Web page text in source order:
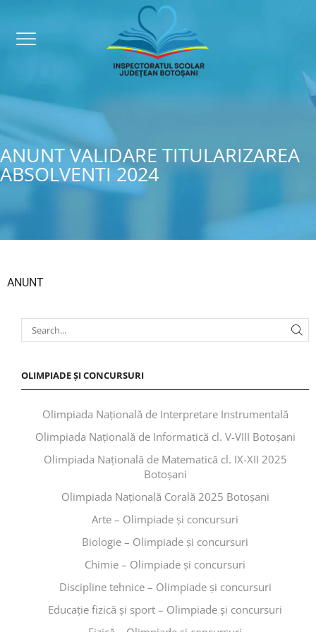
ANUNT VALIDARE TITULARIZAREA
ABSOLVENTI 2024
ANUNT
OLIMPIADE ȘI CONCURSURI
Olimpiada Națională de Interpretare Instrumentală
Olimpiada Națională de Informatică cl. V-VIII Botoșani
Olimpiada Națională de Matematică cl. IX-XII 2025
Botoșani
Olimpiada Națională Corală 2025 Botoșani
Arte – Olimpiade și concursuri
Biologie – Olimpiade și concursuri
Chimie – Olimpiade și concursuri
Discipline tehnice – Olimpiade și concursuri
Educaţie fizică şi sport – Olimpiade și concursuri